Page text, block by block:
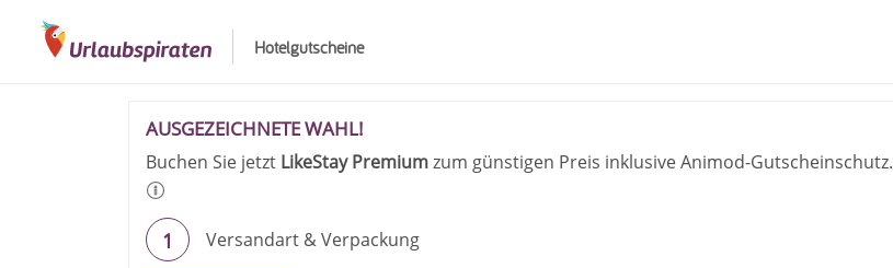
Hotelgutscheine
Ihre Bestellung - LikeStay Premium
AUSGEZEICHNETE WAHL!
Buchen Sie jetzt LikeStay Premiumzum günstigen Preis inklusive Animod-Gutscheinschutz.
Versandart & Verpackung